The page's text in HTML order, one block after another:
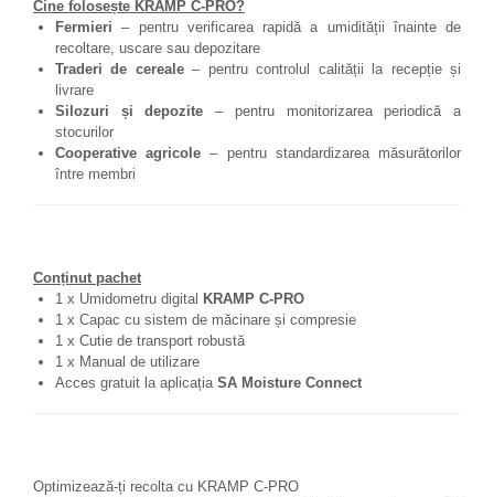
Cine folosește KRAMP C-PRO?
Fermieri – pentru verificarea rapidă a umidității înainte de
recoltare, uscare sau depozitare
Traderi de cereale– pentru controlul calității la recepție și
livrare
Silozuri și depozite – pentru monitorizarea periodică a
stocurilor
Cooperative agricole – pentru standardizarea măsurătorilor
între membri
Conținut pachet
1 x Umidometru digital KRAMP C-PRO
1 x Capac cu sistem de măcinare și compresie
1 x Cutie de transport robustă
1 x Manual de utilizare
Acces gratuit la aplicația SA Moisture Connect
Optimizează-ți recolta cu KRAMP C-PRO